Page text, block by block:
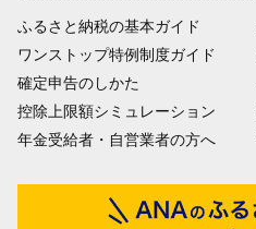
ふるさと納税の基本ガイド
ワンストップ特例制度ガイド
確定申告のしかた
控除上限額シミュレーション
年金受給者・自営業者の方へ